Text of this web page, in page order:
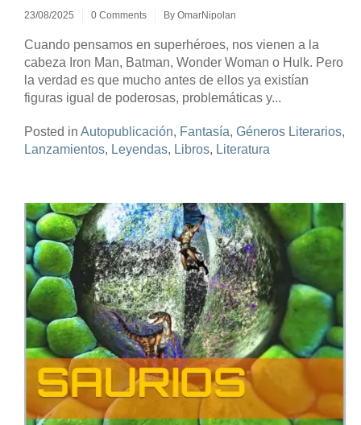
23/08/2025 0 Comments By OmarNipolan
Cuando pensamos en superhéroes, nos vienen a la
cabeza Iron Man, Batman, Wonder Woman o Hulk. Pero
la verdad es que mucho antes de ellos ya existían
figuras igual de poderosas, problemáticas y...
Posted in Autopublicación, Fantasía, Géneros Literarios,
Lanzamientos, Leyendas, Libros, Literatura